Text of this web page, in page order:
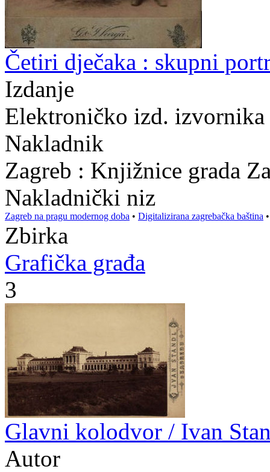
Četiri dječaka : skupni
Izdanje
Elektroničko izd. izvornika
Nakladnik
Zagreb : Knjižnice grada
Nakladnički niz
Zagreb na pragu modernog doba • Digitalizirana zagrebačka baština
Zbirka
Grafička građa
3
Glavni kolodvor / Ivan
Autor